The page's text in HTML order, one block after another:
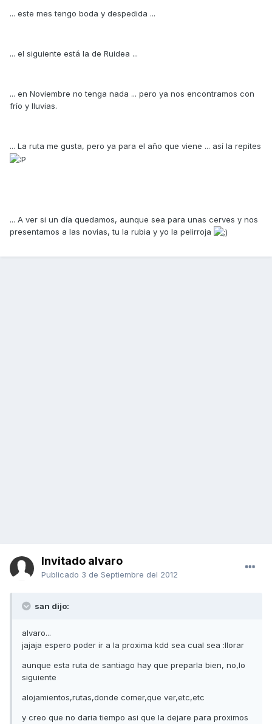
... este mes tengo boda y despedida ...
... el siguiente está la de Ruidea ...
... en Noviembre no tenga nada ... pero ya nos encontramos con
frío y lluvias.
... La ruta me gusta, pero ya para el año que viene ... así la repites
... A ver si un día quedamos, aunque sea para unas cerves y nos
presentamos a las novias, tu la rubia y yo la pelirroja
Invitado alvaro
Publicado 3 de Septiembre del 2012
san dijo:
alvaro...
jajaja espero poder ir a la proxima kdd sea cual sea :llorar
aunque esta ruta de santiago hay que preparla bien, no,lo
siguiente
alojamientos,rutas,donde comer,que ver,etc,etc
y creo que no daria tiempo asi que la dejare para proximos